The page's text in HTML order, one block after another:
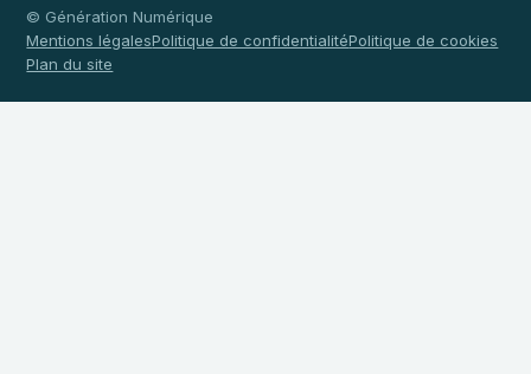
© Génération Numérique
Mentions légalesPolitique de confidentialitéPolitique de cookies
Plan du site